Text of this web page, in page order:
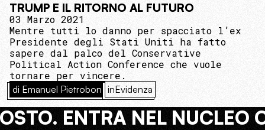
TRUMP E IL RITORNO AL FUTURO
03 Marzo 2021
Mentre tutti lo danno per spacciato l’ex
Presidente degli Stati Uniti ha fatto
sapere dal palco del Conservative
Political Action Conference che vuole
tornare per vincere.
di Emanuel Pietrobon inEvidenza
ENTRA NEL NUCLEO